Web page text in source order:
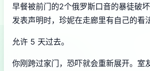
早餐被前门的2个俄罗斯口音的暴徒破
发表声明时，珍妮在走廊里有自己的看法
允许 5 天过去。
你刚跨过家门，恐吓就会重新展开。室